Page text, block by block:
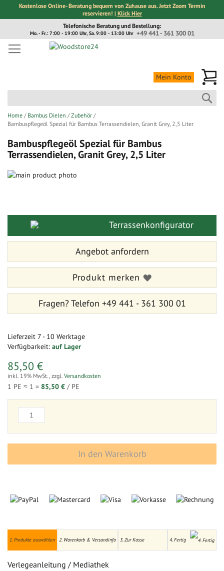
Kostenlose Online- Beratung bequem von Zuhause aus. Jetzt Zoom Termin
reservieren! | Klick Hier
Inhalt
Telefonische Beratung und Bestellung:
+49 441 - 361 300 01
Mo. - Fr.: 7:00 - 19:00 Uhr, Sa. 9:00 - 13:00 Uhr
Mein Konto
Home Bambus Dielen
Zubehör
Bambuspflegeöl Spezial für Bambus Terrassendielen, Granit Grey, 2,5 Liter
1. Produkte auswählen 2. Warenkorb & Versandinfo 3. Zur Kasse 4. Fertig
Bambuspflegeöl Spezial für Bambus
Terrassendielen, Granit Grey, 2,5 Liter
Lieferzeit 7 - 10 Werktage
Verfügbarkeit: auf Lager
85,50 €
inkl. 19% MwSt., zzgl. Versandkosten
1 PE ≈ 1 = 85,50 € / PE
In den Warenkorb
Zum
springen
Bildergalerie
springen
Terrassenkonfigurator
Angebot anfordern
Produkt merken
Fragen?Telefon +49 441 - 361 300 01
Verlegeanleitung / Mediathek